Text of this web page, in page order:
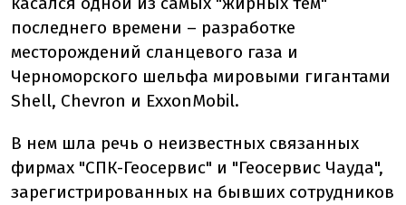
последнего времени – разработке
месторождений сланцевого газа и
Черноморского шельфа мировыми гигантами
Shell, Chevron и ExxonMobil.
В нем шла речь о неизвестных связанных
фирмах "СПК-Геосервис" и "Геосервис Чауда",
зарегистрированных на бывших сотрудников